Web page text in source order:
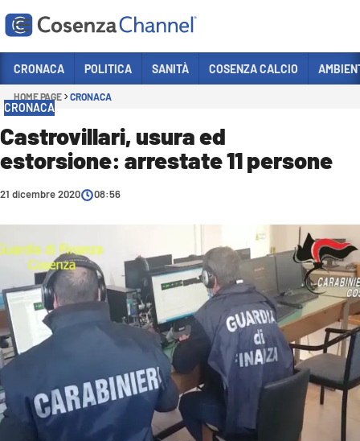
Sezioni
POLITICA
ITALIA MONDO
SANITÀ
SPORT
CULTURA
Streaming
LAC TV
CRONACA POLITICA SANITÀ COSENZA CALCIO
HOME PAGE CRONACA
CRONACA
Castrovillari, usura ed
estorsione: arrestate 11 persone
21 dicembre 2020 08:56